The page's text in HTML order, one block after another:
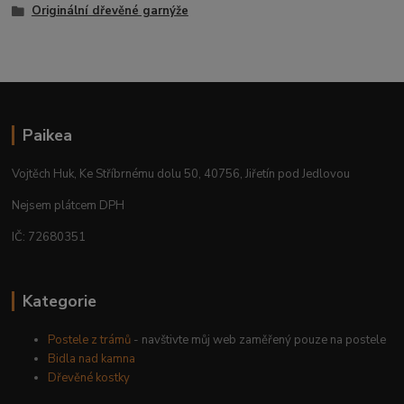
Originální dřevěné garnýže
Paikea
Vojtěch Huk, Ke Stříbrnému dolu 50, 40756, Jiřetín pod Jedlovou
Nejsem plátcem DPH
IČ: 72680351
Kategorie
Postele z trámů - navštivte můj web zaměřený pouze na postele
Bidla nad kamna
Dřevěné kostky